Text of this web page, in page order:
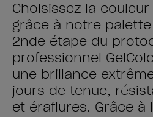
Choisissez la
grâce à notre
2nde étape du
professionnel
une brillance
jours de tenue,
et éraflures. Grâce à